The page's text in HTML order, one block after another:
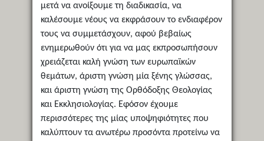
μετά να ανοίξουμε τη διαδικασία, να
καλέσουμε νέους να εκφράσουν το ενδιαφέρον
τους να συμμετάσχουν, αφού βεβαίως
ενημερωθούν ότι για να μας εκπροσωπήσουν
χρειάζεται καλή γνώση των ευρωπαϊκών
θεμάτων, άριστη γνώση μία ξένης γλώσσας,
και άριστη γνώση της Ορθόδοξης Θεολογίας
και Εκκλησιολογίας. Εφόσον έχουμε
περισσότερες της μίας υποψηφιότητες που
καλύπτουν τα ανωτέρω προσόντα προτείνω να